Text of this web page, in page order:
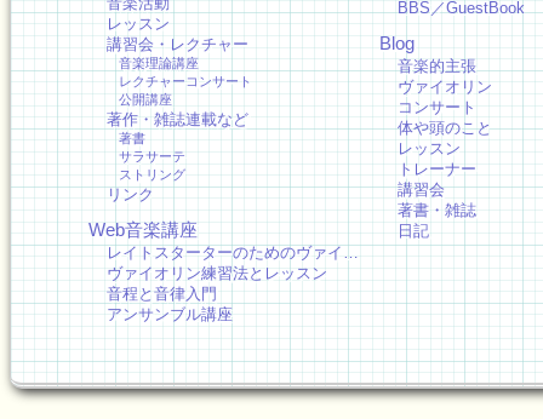
レッスン
講習会・レクチャー
音楽理論講座
レクチャーコンサート
公開講座
著作・雑誌連載など
著書
サラサーテ
ストリング
リンク
Web音楽講座
レイトスターターのためのヴァイ…
ヴァイオリン練習法とレッスン
音程と音律入門
アンサンブル講座
BBS／GuestBook
Blog
音楽的主張
ヴァイオリン
コンサート
体や頭のこと
レッスン
トレーナー
講習会
著書・雑誌
日記